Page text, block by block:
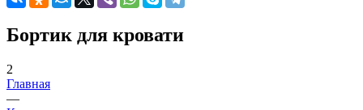
Бортик для кровати
2
Главная
—